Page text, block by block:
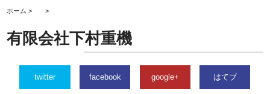
ホーム > >
有限会社下村重機
twitter facebook google+ はてブ